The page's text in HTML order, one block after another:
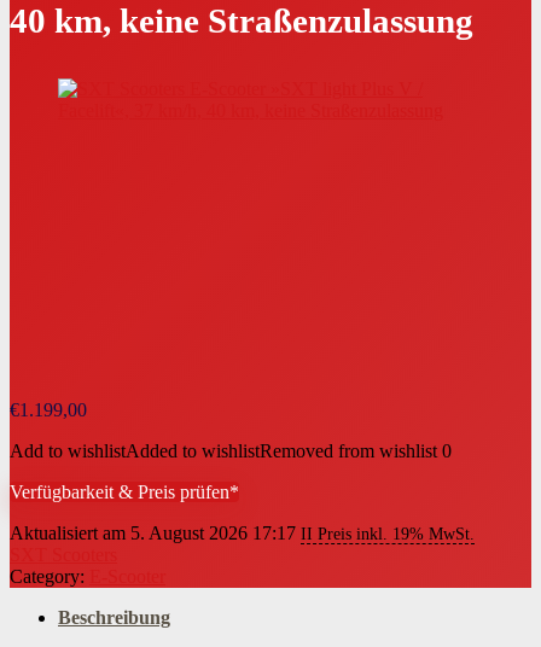
40 km, keine Straßenzulassung
€1.199,00
Add to wishlistAdded to wishlistRemoved from wishlist 0
Verfügbarkeit & Preis prüfen*
Aktualisiert am 5. August 2026 17:17 II Preis inkl. 19% MwSt.
Category:
Beschreibung